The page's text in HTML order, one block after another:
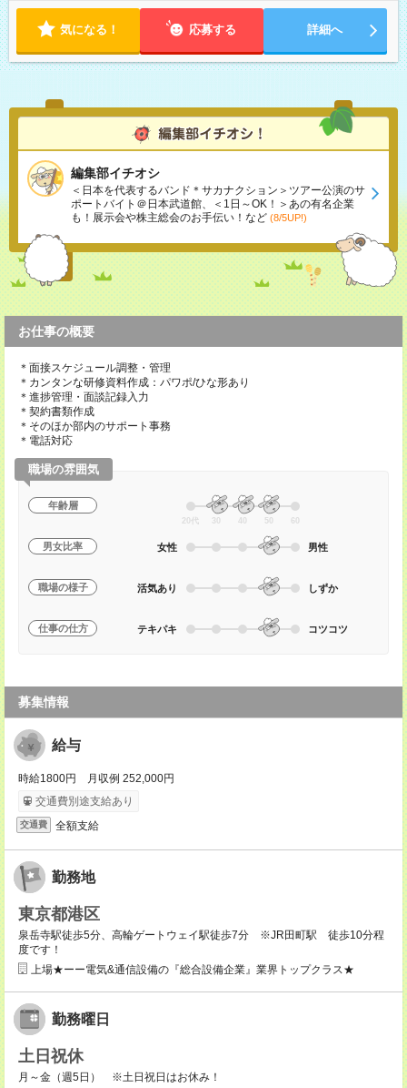
気になる！ 応募する 詳細へ
編集部イチオシ
＜日本を代表するバンド＊サカナクション＞ツアー公演のサ
ポートバイト＠日本武道館、＜1日～OK！＞あの有名企業
も！展示会や株主総会のお手伝い！など (8/5UP!)
お仕事の概要
＊面接スケジュール調整・管理
＊カンタンな研修資料作成：パワポ/ひな形あり
＊進捗管理・面談記録入力
＊契約書類作成
＊そのほか部内のサポート事務
＊電話対応
職場の雰囲気
年齢層
20代 30 40 50 60
男女比率 女性 男性
職場の様子 活気あり しずか
仕事の仕方 テキパキ コツコツ
募集情報
給与
時給1800円 月収例 252,000円
交通費別途支給あり
交通費 全額支給
勤務地
東京都港区
泉岳寺駅徒歩5分、高輪ゲートウェイ駅徒歩7分 ※JR田町駅 徒歩10分程
度です！
上場★ーー電気&通信設備の『総合設備企業』業界トップクラス★
勤務曜日
土日祝休
月～金（週5日） ※土日祝日はお休み！